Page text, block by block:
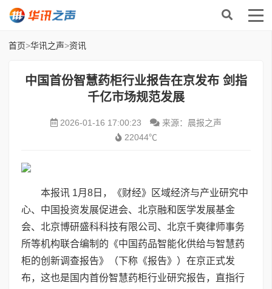
首页>华讯之声>资讯
中国首份智慧药柜行业报告在京发布 剑指
千亿市场规范发展
2026-01-16 17:00:23
来源：晨报之声
22044℃
本报讯 1月8日，《财经》区域经济与产业研究中
心、中国投资发展促进会、北京融和医学发展基金
会、北京博研盛科科技有限公司、北京千奭律师事务
所等机构联合编制的《中国药品智能化供给与智慧药
柜的创新调查报告》（下称《报告》）在京正式发
布，这也是国内首份智慧药柜行业研究报告，直指行